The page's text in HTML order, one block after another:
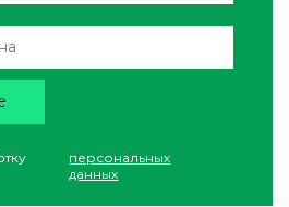
персональных
данных